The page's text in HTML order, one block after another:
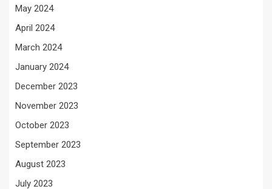
May 2024
April 2024
March 2024
January 2024
December 2023
November 2023
October 2023
September 2023
August 2023
July 2023